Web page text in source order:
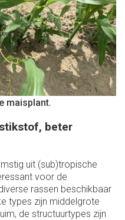
maisplant.
beter
uit (sub)tropische
voor de
rassen beschikbaar
types zijn middelgrote
de structuurtypes zijn